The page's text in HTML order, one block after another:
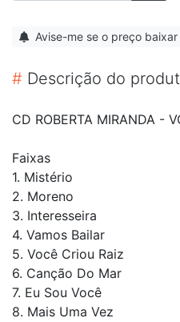
Avise-me se o preço baixar
# Descrição do
CD ROBERTA MIRANDA -
Faixas
1. Mistério
2. Moreno
3. Interesseira
4. Vamos Bailar
5. Você Criou Raiz
6. Canção Do Mar
7. Eu Sou Você
8. Mais Uma Vez